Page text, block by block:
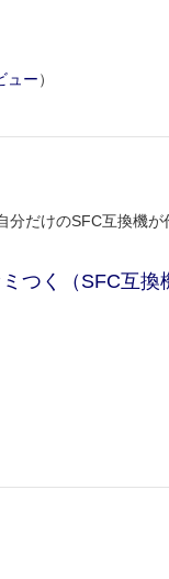
ュー）
分だけのSFC互換機が
つく（SFC互換